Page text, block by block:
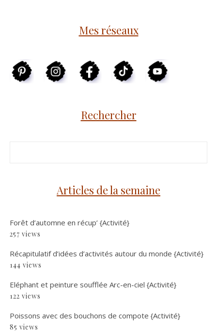
Mes réseaux
Rechercher
Articles de la semaine
Forêt d’automne en récup’ {Activité}
257 views
Récapitulatif d’idées d’activités autour du monde {Activité}
144 views
Eléphant et peinture soufflée Arc-en-ciel {Activité}
122 views
Poissons avec des bouchons de compote {Activité}
85 views